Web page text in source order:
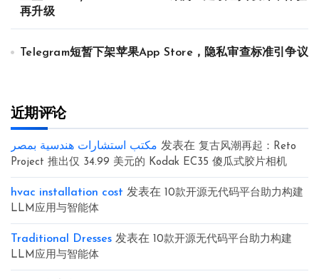
再升级
Telegram短暂下架苹果App Store，隐私审查标准引争议
近期评论
مكتب استشارات هندسية بمصر 发表在 复古风潮再起：Reto
Project 推出仅 34.99 美元的 Kodak EC35 傻瓜式胶片相机
hvac installation cost 发表在 10款开源无代码平台助力构建
LLM应用与智能体
Traditional Dresses 发表在 10款开源无代码平台助力构建
LLM应用与智能体